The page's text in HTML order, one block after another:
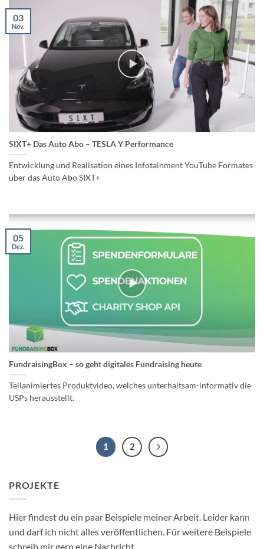
SIXT+ Das Auto Abo – TESLA Y Performance
Entwicklung und Realisation eines Infotainment YouTube Formates
über das Auto Abo SIXT+
03
Nov.
FundraisingBox – so geht digitales Fundraising heute
Teilanimiertes Produktvideo, welches unterhaltsam-informativ die
USPs herausstellt.
05
Dez.
1 2
PROJEKTE
Hier findest du ein paar Beispiele meiner Arbeit. Leider kann
und darf ich nicht alles veröffentlichen. Für weitere Beispiele
schreib mir gern eine Nachricht.